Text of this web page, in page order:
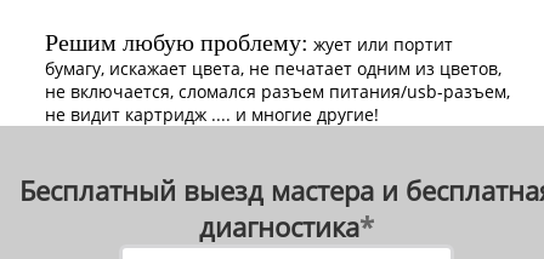
Решим любую проблему: жует или портит
бумагу, искажает цвета, не печатает одним из цветов,
не включается, сломался разъем питания/usb-разъем,
не видит картридж .... и многие другие!
Бесплатный выезд мастера и бесплатная
диагностика*